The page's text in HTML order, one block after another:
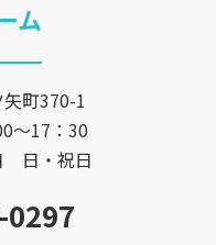
ム
町370-1
〜17：30
日・祝日